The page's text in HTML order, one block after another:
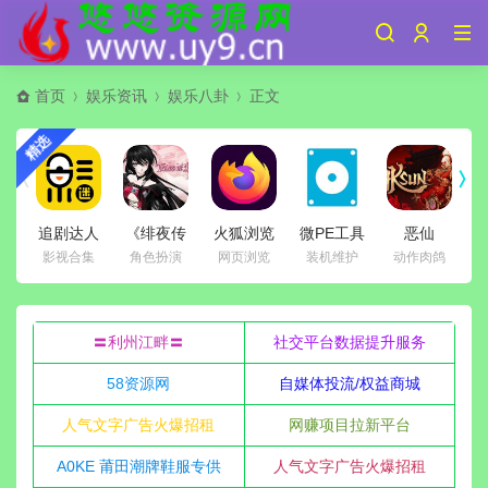
首页 娱乐资讯 娱乐八卦 正文
精选
追剧达人
v2.1.2 去
影视合集
《绯夜传
奇：重制
色中文版
角色扮演
火狐浏览
器
便携电脑
网页浏览
微PE工具
箱64位
装机维护
恶仙
特典+全
即撸
动作肉鸽
〓利州江畔〓 社交平台数据提升服务
58资源网 自媒体投流/权益商城
人气文字广告火爆招租 网赚项目拉新平台
A0KE 莆田潮牌鞋服专供 人气文字广告火爆招租